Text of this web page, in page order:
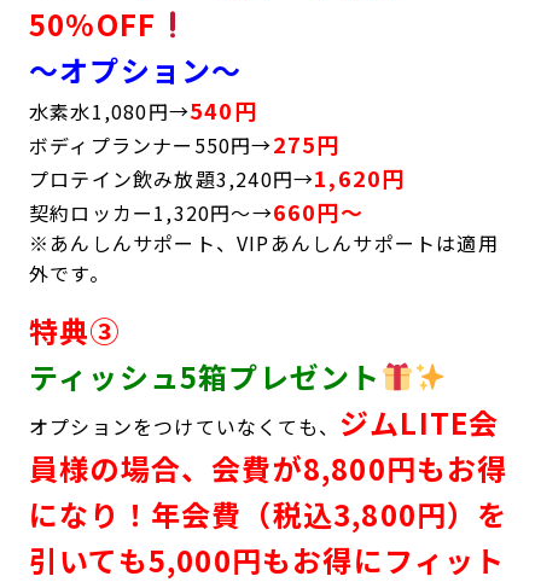
50%OFF
〜オプション〜
水素水1,080円→540円
ボディプランナー550円→275円
プロテイン飲み放題3,240円→1,620円
契約ロッカー1,320円〜→660円〜
※あんしんサポート、VIPあんしんサポートは適用
外です。
特典③
ティッシュ5箱プレゼント
オプションをつけていなくても、 ジムLITE会
員様の場合、会費が8,800円もお得
になり！年会費（税込3,800円）を
引いても5,000円もお得にフィット